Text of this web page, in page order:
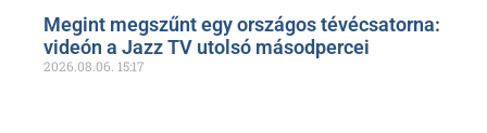
Megint megszűnt egy országos tévécsatorna:
videón a Jazz TV utolsó másodpercei
2026.08.06. 15:17